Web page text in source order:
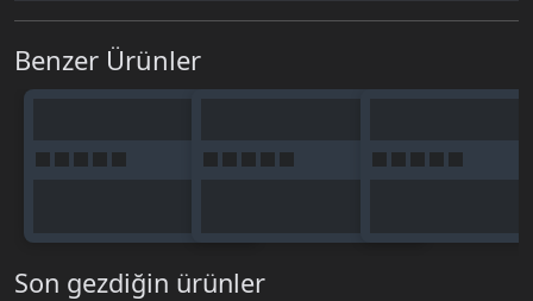
Benzer Ürünler
Son gezdiğin ürünler